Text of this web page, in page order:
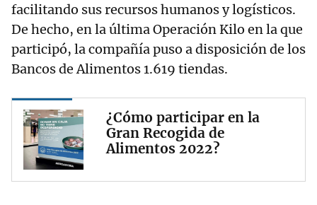
facilitando sus recursos humanos y logísticos.
De hecho, en la última Operación Kilo en la que
participó, la compañía puso a disposición de los
Bancos de Alimentos 1.619 tiendas.
¿Cómo participar en la
Gran Recogida de
Alimentos 2022?